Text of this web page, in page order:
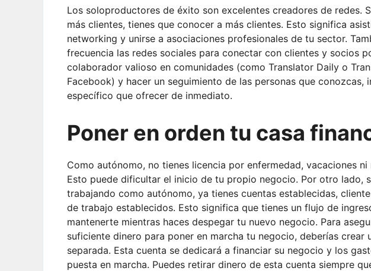
Los soloproductores de éxito son excelentes creadores de redes.
más clientes, tienes que conocer a más clientes. Esto significa
networking y unirse a asociaciones profesionales de tu sector.
frecuencia las redes sociales para conectar con clientes y socios
colaborador valioso en comunidades (como Translator Daily o
Facebook) y hacer un seguimiento de las personas que conozcas,
específico que ofrecer de inmediato.
Poner en orden tu casa
Como autónomo, no tienes licencia por enfermedad, vacaciones
Esto puede dificultar el inicio de tu propio negocio. Por otro lado,
trabajando como autónomo, ya tienes cuentas establecidas,
de trabajo establecidos. Esto significa que tienes un flujo de
mantenerte mientras haces despegar tu nuevo negocio. Para
suficiente dinero para poner en marcha tu negocio, deberías crear
separada. Esta cuenta se dedicará a financiar su negocio y los
puesta en marcha. Puedes retirar dinero de esta cuenta siempre